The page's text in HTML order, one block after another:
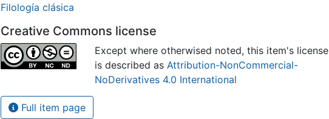
Filología clásica
Creative Commons license
Except where otherwised noted, this item's license
is described as Attribution-NonCommercial-
NoDerivatives 4.0 International
Full item page